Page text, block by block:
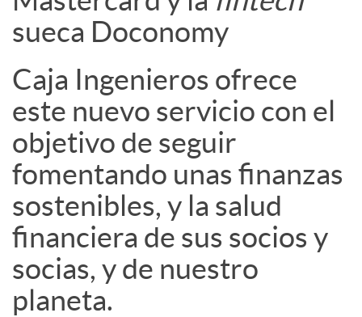
sueca Doconomy
Caja Ingenieros ofrece
este nuevo servicio con el
objetivo de seguir
fomentando unas finanzas
sostenibles, y la salud
financiera de sus socios y
socias, y de nuestro
planeta.